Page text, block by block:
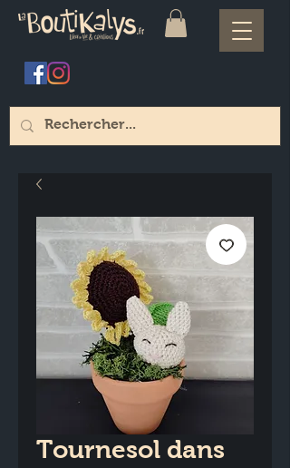
Tournesol dans